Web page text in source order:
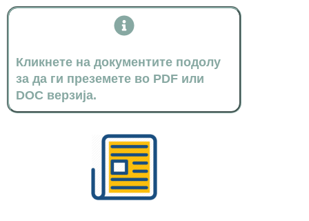
Кликнете на документите подолу
за да ги преземете во PDF или
DOC верзија.